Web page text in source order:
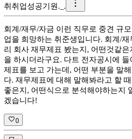
취 취업성공기원._.
회계/재무/자금 이런 직무로 중견 규
업을 희망하는 취준생입니다. 회계/
리 회사 재무제표 봤는지, 어떤것같
을 하시더라구요. 다트 전자공시에
제표를 보고 가는데, 어떤 부분을 말
다. 재무제표에 대해 말해봐라고 할
좋은지, 어떤식으로 분석해야하는지
겠습니다!
0